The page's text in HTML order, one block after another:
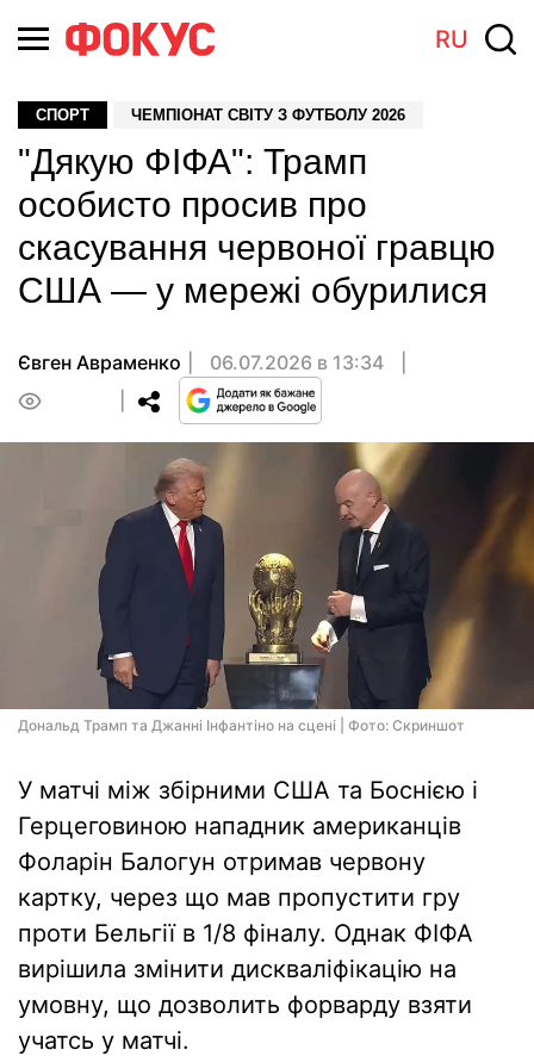
RU
СПОРТ ЧЕМПІОНАТ СВІТУ З ФУТБОЛУ 2026
"Дякую ФІФА": Трамп
особисто просив про
скасування червоної гравцю
США — у мережі обурилися
Євген Авраменко
06.07.2026 в 13:34
Дональд Трамп та Джанні Інфантіно на сцені | Фото: Скриншот
У матчі між збірними США та Боснією і
Герцеговиною нападник американців
Фоларін Балогун отримав червону
картку, через що мав пропустити гру
проти Бельгії в 1/8 фіналу. Однак ФІФА
вирішила змінити дискваліфікацію на
умовну, що дозволить форварду взяти
учатсь у матчі.